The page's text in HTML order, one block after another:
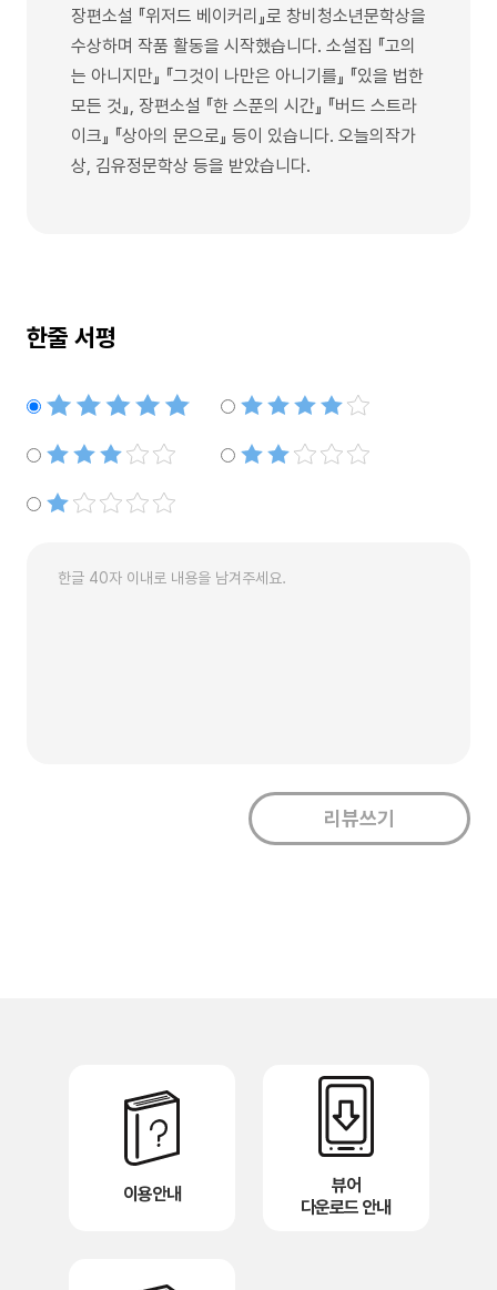
장편소설 『위저드 베이커리』로 창비청소년문학상을
수상하며 작품 활동을 시작했습니다. 소설집 『고의
는 아니지만』 『그것이 나만은 아니기를』 『있을 법한
모든 것』, 장편소설 『한 스푼의 시간』 『버드 스트라
이크』 『상아의 문으로』 등이 있습니다. 오늘의작가
상, 김유정문학상 등을 받았습니다.
한줄 서평
별점5개 별점4개
별점3개 별점2개
별점1개
이용안내
뷰어
다운로드 안내